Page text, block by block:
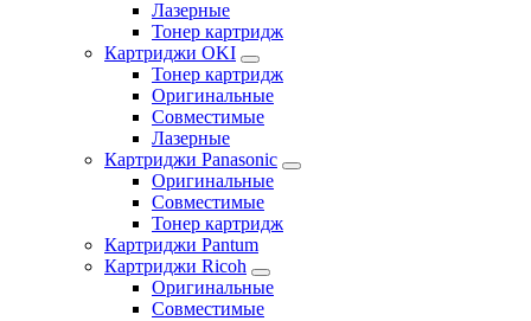
Лазерные
Тонер картридж
Картриджи OKI
Тонер картридж
Оригинальные
Совместимые
Лазерные
Картриджи Panasonic
Оригинальные
Совместимые
Тонер картридж
Картриджи Pantum
Картриджи Ricoh
Оригинальные
Совместимые